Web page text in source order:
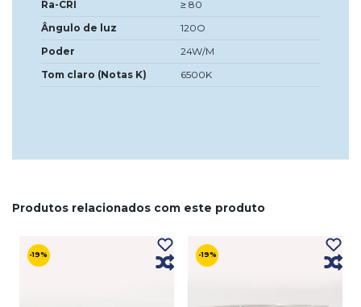
Ra-CRI
≥ 80
Ângulo de luz
120O
Poder
24W/M
Tom claro (Notas K)
6500K
Produtos relacionados com este produto
-19% -19%